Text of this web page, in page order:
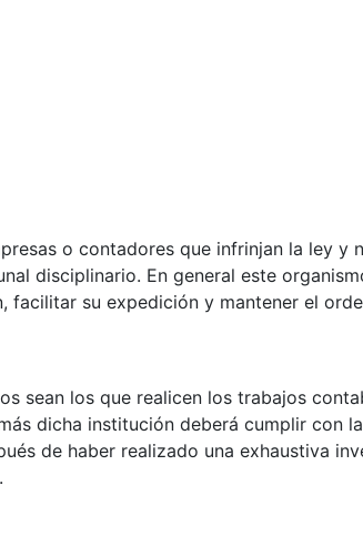
o contadores que infrinjan la ley y
disciplinario. En general este
facilitar su expedición y mantener el
sean los que realicen los trabajos
dicha institución deberá cumplir con
de haber realizado una exhaustiva